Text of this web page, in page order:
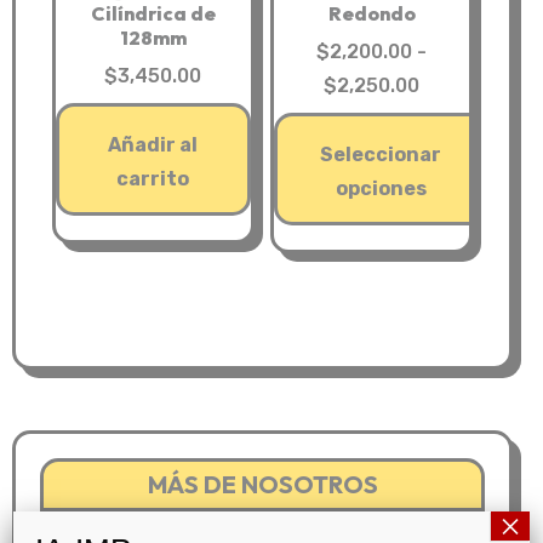
página
la
página
de
producto
Cilíndrica de
128mm
$3,450.00
Añadir al
carrito
Redondo
$2,200.00 -
$2,250.00
de
precios:
desde
$2,200.00
hasta
Seleccionar
opciones
variantes.
se
pueden
MÁS DE NOSOTROS
×